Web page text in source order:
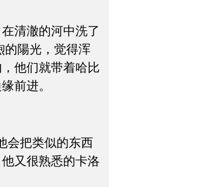
清澈的河中洗了
的陽光，觉得浑
他们就带着哈比
前进。
把类似的东西
又很熟悉的卡洛